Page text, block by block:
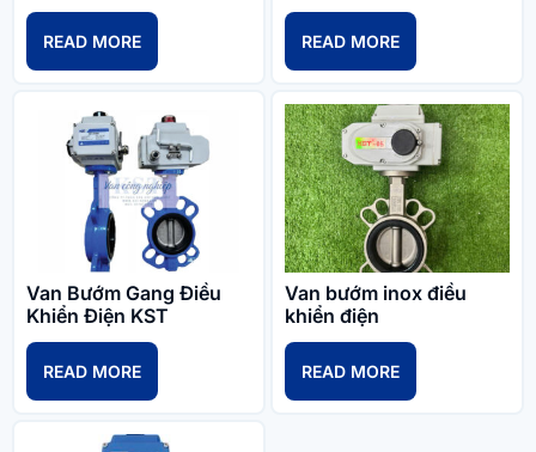
READ MORE READ MORE
Van Bướm Gang Điều
Khiển Điện KST
READ MORE
Van bướm inox điều
khiển điện
READ MORE